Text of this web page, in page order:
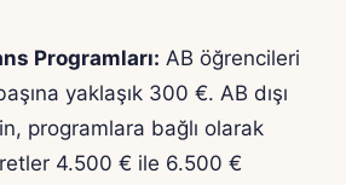
Programları: AB öğrencileri
yaklaşık 300 €. AB dışı
programlara bağlı olarak
4.500 € ile 6.500 €